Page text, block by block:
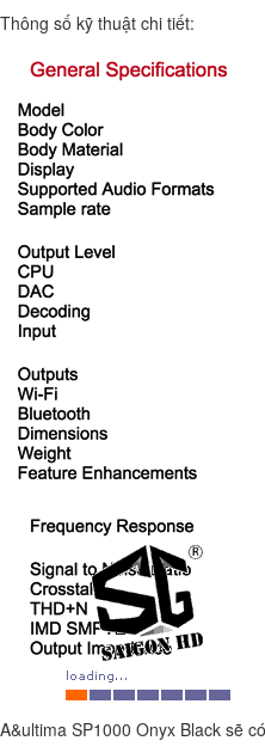
Thông số kỹ thuật chi tiết:
A&ultima SP1000 Onyx Black sẽ